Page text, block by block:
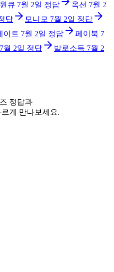
큐 7월 2일 정답 옥션 7월 2
답 모니모 7월 2일 정답
이트 7월 2일 정답 페이북 7
7월 2일 정답 발로소득 7월 2
정답과
게 만나보세요.